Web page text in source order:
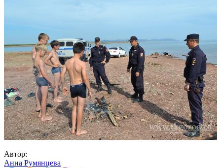
Автор:
Анна Румянцева